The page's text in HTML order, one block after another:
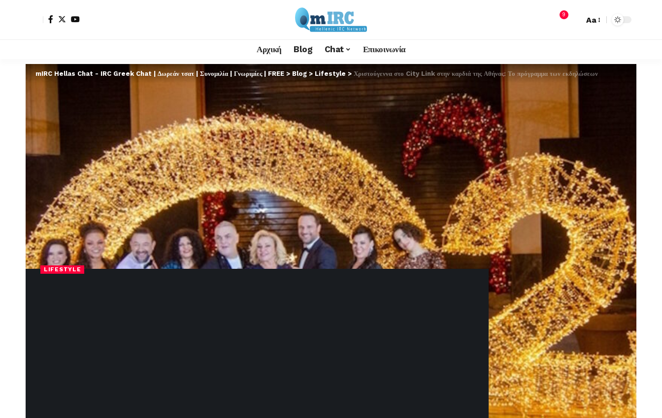
9
Aa
Αρχική Blog Chat Επικοινωνία
mIRC Hellas Chat - IRC Greek Chat | Δωρεάν τσατ | Συνομιλία | Γνωριμίες | FREE > Blog > Lifestyle > Χριστούγεννα στο City Link στην καρδιά της Αθήνας: Το πρόγραμμα των εκδηλώσεων
LIFESTYLE